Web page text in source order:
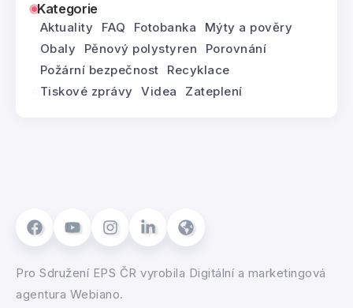
Kategorie
Aktuality FAQ Fotobanka
Mýty a pověry
Obaly
Pěnový polystyren
Porovnání
Požární bezpečnost
Recyklace
Tiskové zprávy
Videa Zateplení
Pro Sdružení EPS ČR vyrobila Digitální a marketingová
agentura Webiano.